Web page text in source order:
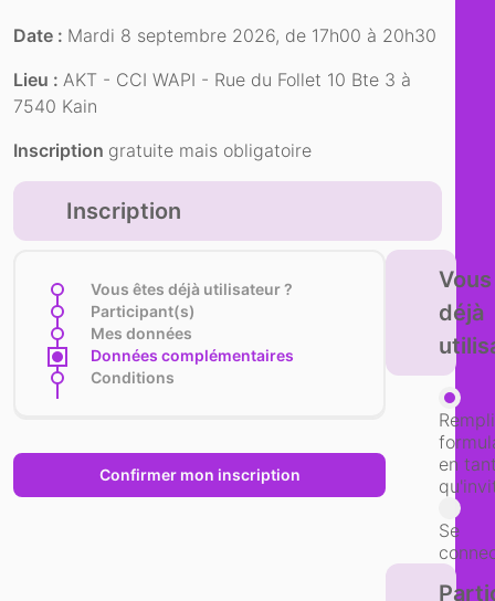
Date : Mardi 8 septembre 2026, de 17h00 à 20h30
Lieu : AKT - CCI WAPI - Rue du Follet 10 Bte 3 à
7540 Kain
Inscription gratuite mais obligatoire
Inscription
Vous êtes déjà utilisateur ?
Participant(s)
Mes données
Données complémentaires
Conditions
déjà
en
Se